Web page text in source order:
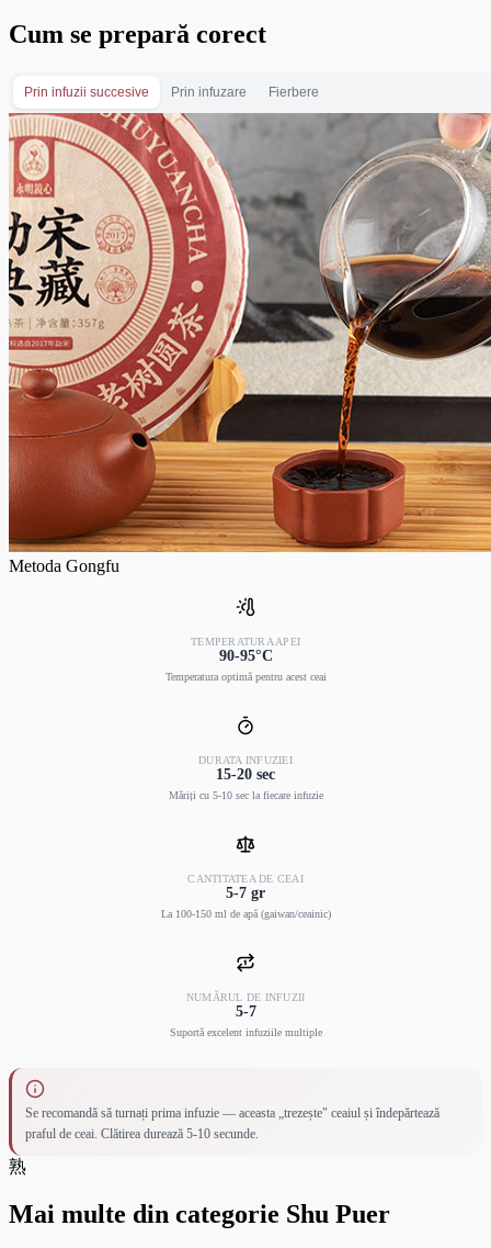
Cum se prepară corect
Prin infuzii succesive Prin infuzare Fierbere
Metoda Gongfu
TEMPERATURA APEI
90-95°C
Temperatura optimă pentru acest ceai
DURATA INFUZIEI
15-20 sec
Măriți cu 5-10 sec la fiecare infuzie
CANTITATEA DE CEAI
5-7 gr
La 100-150 ml de apă (gaiwan/ceainic)
NUMĂRUL DE INFUZII
5-7
Suportă excelent infuziile multiple
Se recomandă să turnați prima infuzie — aceasta „trezește" ceaiul și îndepărtează
praful de ceai. Clătirea durează 5-10 secunde.
熟
Mai multe din categorie Shu Puer